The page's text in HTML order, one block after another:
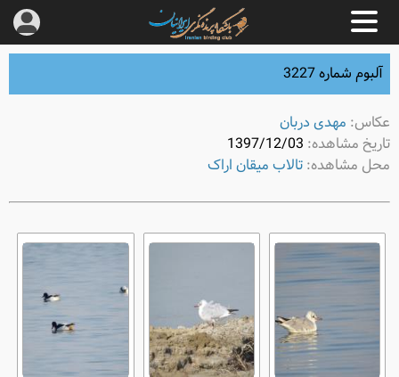
آلبوم شماره 3227
عکاس: مهدی دربان
تاریخ مشاهده: 1397/12/03
محل مشاهده:تالاب میقان اراک